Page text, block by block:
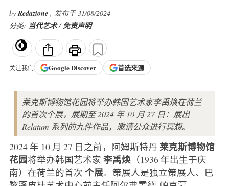
byRedazione , 发布于 31/08/2024
分类: 当代艺术/免责声明
关注我们 GoogleDiscover 首选来源
莱克斯博物馆花园将举办韩国艺术家李禹焕在荷兰
的首次个展，展期至 2024 年 10 月 27 日：展出
Relatum 系列的九件作品，邀请公众进行冥想。
2024 年 10 月 27 日之前，阿姆斯特丹 莱克斯博物馆
花园将举办韩国艺术家 李禹焕（1936 年出生于庆
南）在荷兰的首次 个展。策展人是独立策展人、巴